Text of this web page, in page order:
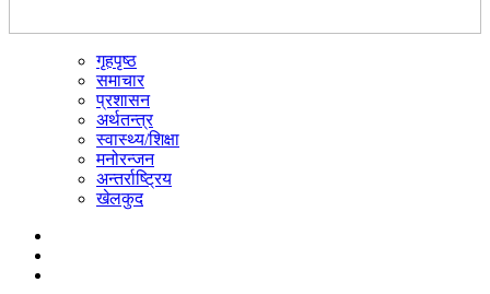
गृहपृष्ठ
समाचार
प्रशासन
अर्थतन्त्र
स्वास्थ्य/शिक्षा
मनोरन्जन
अन्तर्राष्ट्रिय
खेलकुद